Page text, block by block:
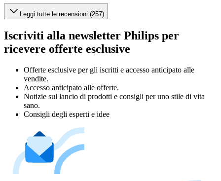
Leggi tutte le recensioni (257)
Iscriviti alla newsletter Philips per
ricevere offerte esclusive
Offerte esclusive per gli iscritti e accesso anticipato alle
vendite.
Accesso anticipato alle offerte.
Notizie sul lancio di prodotti e consigli per uno stile di vita
sano.
Consigli degli esperti e idee